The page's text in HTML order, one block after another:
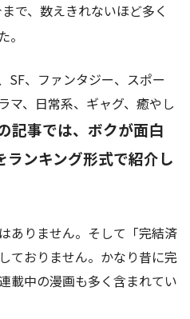
で、数えきれないほど多く
SF、ファンタジー、スポー
マ、日常系、ギャグ、癒やし
記事では、ボクが面白
ンキング形式で紹介し
ありません。そして「完結済
ておりません。かなり昔に完
載中の漫画も多く含まれてい